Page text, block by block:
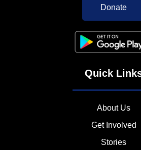
Donate
Quick
About Us
Get Involved
Stories